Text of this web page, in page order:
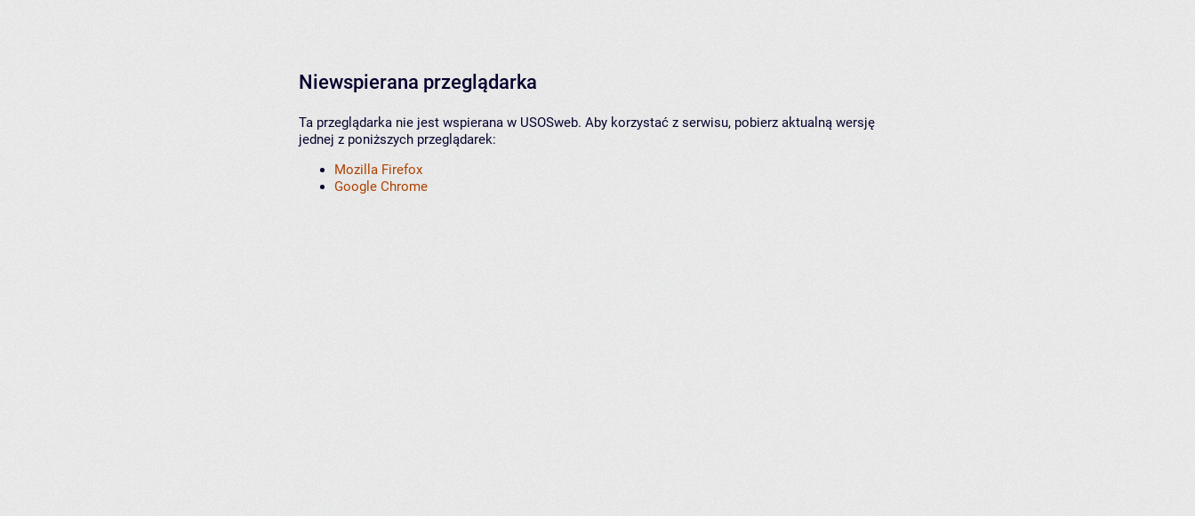
Niewspierana przeglądarka
Ta przeglądarka nie jest wspierana w USOSweb. Aby korzystać z serwisu, pobierz aktualną wersję
jednej z poniższych przeglądarek:
Mozilla Firefox
Google Chrome